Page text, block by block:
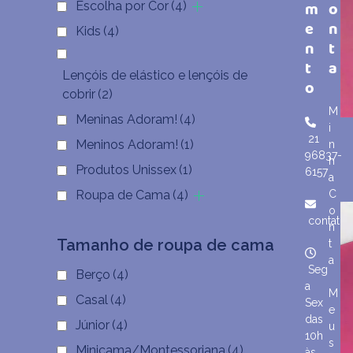
Escolha por Cor (4)
Kids (4)
Lençóis de elástico e lençóis de
cobrir (2)
Meninas Adoram! (4)
Meninos Adoram! (1)
Produtos Unissex (1)
Roupa de Cama (4)
Tamanho de roupa de cama
Berço (4)
Casal (4)
Júnior (4)
m
e
n
t
o
21
96837-
6157
Seg
a
Sex
das
10h
o
n
t
a
M
i
n
h
a
C
o
n
t
a
M
e
u
s